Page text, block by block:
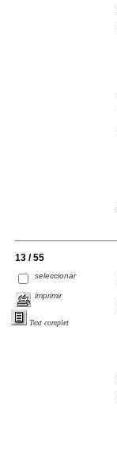
13 / 55
seleccionar
imprimir
Text complet